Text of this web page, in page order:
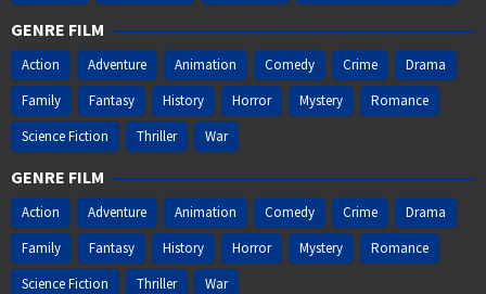
GENRE FILM
Action Adventure Animation Comedy Crime
Drama
Family
Fantasy History Horror Mystery
Romance
Science Fiction
Thriller War
GENRE FILM
Action Adventure Animation Comedy Crime
Drama
Family
Fantasy History Horror Mystery
Romance
Science Fiction
Thriller War